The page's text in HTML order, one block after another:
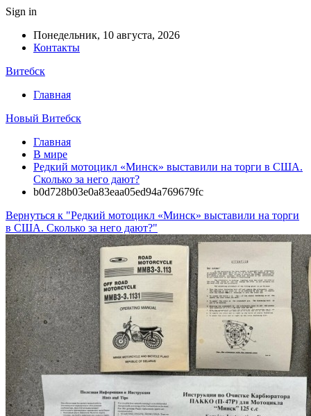
Sign in
Понедельник, 10 августа, 2026
Контакты
Витебск
Главная
Новый Витебск
Главная
В мире
Редкий мотоцикл «Минск» выставили на торги в США.
Сколько за него дают?
b0d728b03e0a83eaa05ed94a769679fc
Вернуться к "Редкий мотоцикл «Минск» выставили на торги
в США. Сколько за него дают?"